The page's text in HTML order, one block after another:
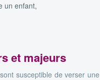
un enfant,
et majeurs
susceptible de verser une